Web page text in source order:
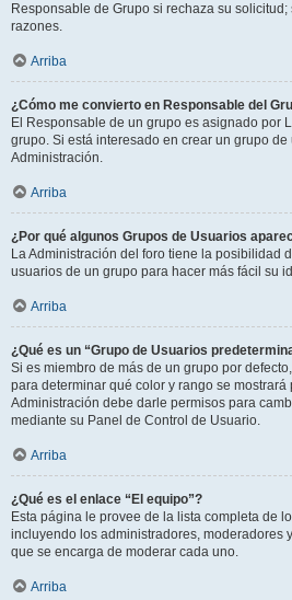
Responsable de Grupo si rechaza su
razones.
Arriba
¿Cómo me convierto en Responsable del
El Responsable de un grupo es asignado por
grupo. Si está interesado en crear un grupo
Administración.
Arriba
¿Por qué algunos Grupos de Usuarios
La Administración del foro tiene la posibilidad
usuarios de un grupo para hacer más fácil su
Arriba
¿Qué es un “Grupo de Usuarios
Si es miembro de más de un grupo por
para determinar qué color y rango se mostrará
Administración debe darle permisos para
mediante su Panel de Control de Usuario.
Arriba
¿Qué es el enlace “El equipo”?
Esta página le provee de la lista completa de
incluyendo los administradores, moderadores
que se encarga de moderar cada uno.
Arriba